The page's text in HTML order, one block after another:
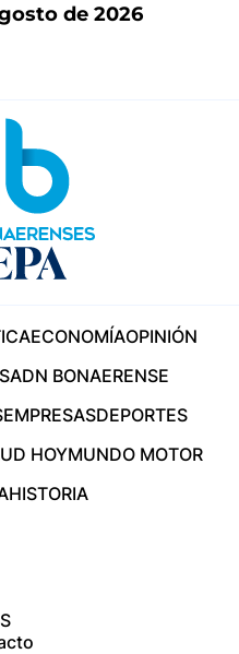
de 2026
ECONOMÍAOPINIÓN
ADN BONAERENSE
EMPRESASDEPORTES
HOYMUNDO MOTOR
HISTORIA